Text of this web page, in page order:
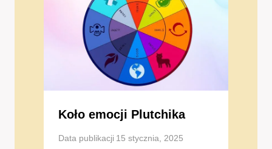
Koło emocji Plutchika
Data publikacji 15 stycznia, 2025